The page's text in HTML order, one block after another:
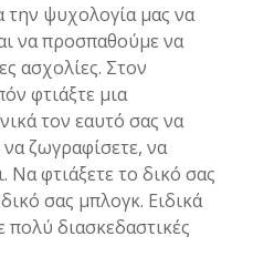
την ψυχολογία μας να
να προσπαθούμε να
ασχολίες. Στον
φτιάξτε μια
τον εαυτό σας να
ζωγραφίσετε, να
Να φτιάξετε το δικό σας
σας μπλογκ. Ειδικά
πολύ διασκεδαστικές